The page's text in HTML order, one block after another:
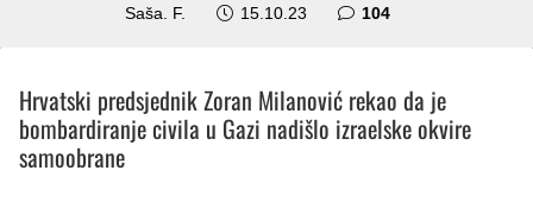
Saša. F. 15.10.23 104komentara
Hrvatski predsjednik Zoran Milanović rekao da je
bombardiranje civila u Gazi nadišlo izraelske okvire
samoobrane